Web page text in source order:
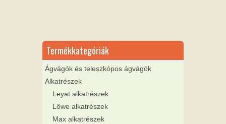
Termékkategóriák
Ágvágók és teleszkópos ágvágók
Alkatrészek
Leyat alkatrészek
Löwe alkatrészek
Max alkatrészek